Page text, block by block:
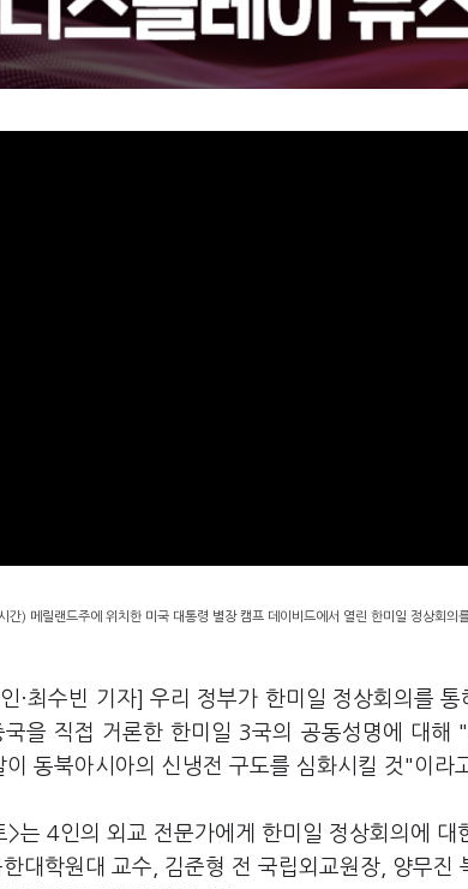
간) 메릴랜드주에 위치한 미국 대통령 별장 캠프 데이비드에서 열린 한미일 정상회
·최수빈 기자] 우리 정부가 한미일 정상회의를
국을 직접 거론한 한미일 3국의 공동성명에 대해
동북아시아의 신냉전 구도를 심화시킬 것"이라
>는 4인의 외교 전문가에게 한미일 정상회의에
대학원대 교수, 김준형 전 국립외교원장, 양무진